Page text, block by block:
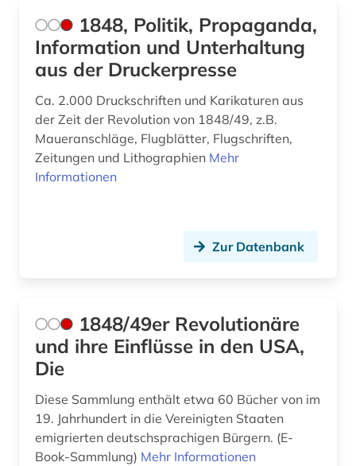
avantgarde (2)
axel oxenstierna (1)
bad kissingen (1)
bad reichenhall (1)
baden (2)
ballett (1)
baltikum (4)
bamberg kreis (1)
banknote (1)
1848, Politik, Propaganda,
Information und Unterhaltung
aus der Druckerpresse
Ca. 2.000 Druckschriften und Karikaturen aus
der Zeit der Revolution von 1848/49, z.B.
Maueranschläge, Flugblätter, Flugschriften,
Zeitungen und Lithographien Mehr
Informationen
Zur Datenbank
1848/49er Revolutionäre
und ihre Einflüsse in den USA,
Die
Diese Sammlung enthält etwa 60 Bücher von im
19. Jahrhundert in die Vereinigten Staaten
emigrierten deutschsprachigen Bürgern. (E-
Book-Sammlung) Mehr Informationen